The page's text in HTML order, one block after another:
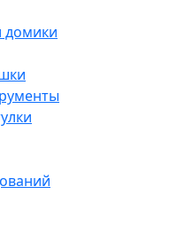
домики